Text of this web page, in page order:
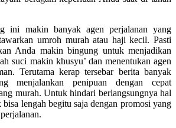
ini makin banyak agen perjalanan yang
umroh murah atau haji kecil. Pasti
Anda makin bingung untuk menjadikan
suci makin khusyu’ dan menentukan agen
Terutama kerap tersebar berita banyak
menjalankan penipuan dengan cepat
murah. Untuk hindari berlangsungnya hal
lengah begitu saja dengan promosi yang